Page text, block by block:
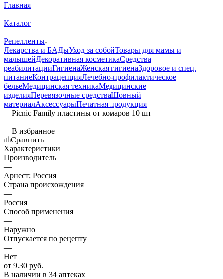
Главная
—
Каталог
—
Репелленты
Лекарства и БАДыУход за собойТовары для мамы и
малышейДекоративная косметикаСредства
реабилитацииГигиенаЖенская гигиенаЗдоровое и спец.
питаниеКонтрацепцияЛечебно-профилактическое
бельеМедицинская техникаМедицинские
изделияПеревязочные средстваШовный
материалАксессуарыПечатная продукция
—Picnic Family пластины от комаров 10 шт
В избранное
Сравнить
Характеристики
Производитель
—
Арнест; Россия
Страна происхождения
—
Россия
Способ применения
—
Наружно
Отпускается по рецепту
—
Нет
от 9.30 руб.
В наличии в 34 аптеках